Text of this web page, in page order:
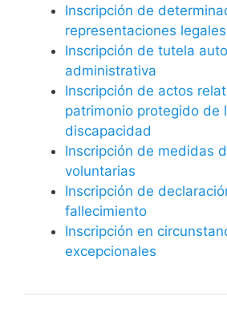
Inscripción de
representaciones legales
Inscripción de tutela
administrativa
Inscripción de actos
patrimonio protegido de
discapacidad
Inscripción de medidas
voluntarias
Inscripción de
fallecimiento
Inscripción en
excepcionales